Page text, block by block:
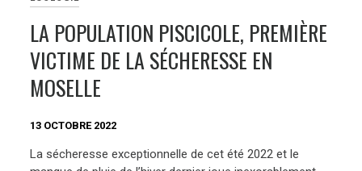
LA POPULATION PISCICOLE, PREMIÈRE
VICTIME DE LA SÉCHERESSE EN
MOSELLE
13 OCTOBRE 2022
La sécheresse exceptionnelle de cet été 2022 et le